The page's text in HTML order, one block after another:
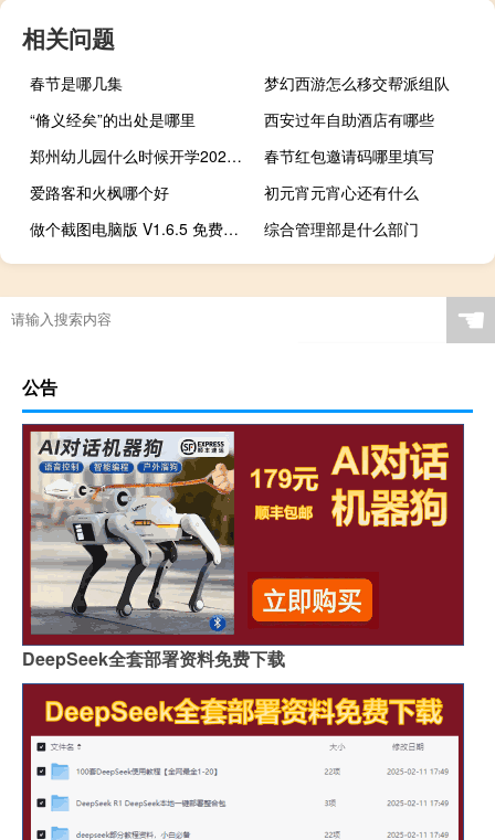
相关问题
春节是哪几集
梦幻西游怎么移交帮派组队
“脩义经矣”的出处是哪里
西安过年自助酒店有哪些
郑州幼儿园什么时候开学2021 幼儿园春季开学通知2021
春节红包邀请码哪里填写
爱路客和火枫哪个好
初元宵元宵心还有什么
做个截图电脑版 V1.6.5 免费PC版（做个截图电脑版 V1.6.5 免费PC版功能简介）
综合管理部是什么部门
☚
公告
DeepSeek全套部署资料免费下载